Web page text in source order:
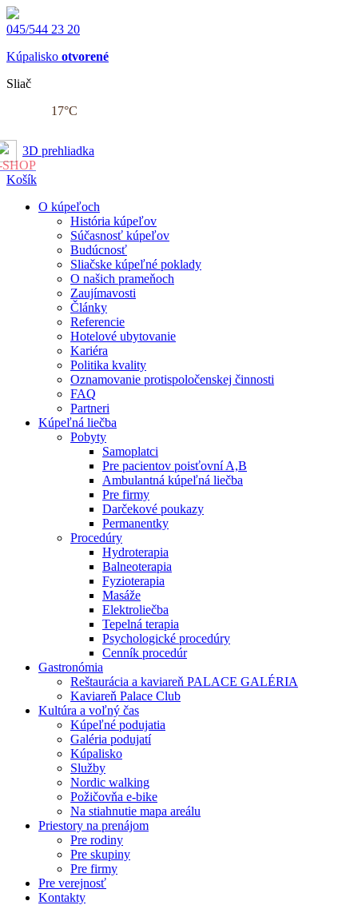
045/544 23 20
Kúpalisko otvorené
Sliač
17°C
3D prehliadka
SHOP
Košík
O kúpeľoch
História kúpeľov
Súčasnosť kúpeľov
Budúcnosť
Sliačske kúpeľné poklady
O našich prameňoch
Zaujímavosti
Články
Referencie
Hotelové ubytovanie
Kariéra
Politika kvality
Oznamovanie protispoločenskej činnosti
FAQ
Partneri
Kúpeľná liečba
Pobyty
Samoplatci
Pre pacientov poisťovní A,B
Ambulantná kúpeľná liečba
Pre firmy
Darčekové poukazy
Permanentky
Procedúry
Hydroterapia
Balneoterapia
Fyzioterapia
Masáže
Elektroliečba
Tepelná terapia
Psychologické procedúry
Cenník procedúr
Gastronómia
Reštaurácia a kaviareň PALACE GALÉRIA
Kaviareň Palace Club
Kultúra a voľný čas
Kúpeľné podujatia
Galéria podujatí
Kúpalisko
Služby
Nordic walking
Požičovňa e-bike
Na stiahnutie mapa areálu
Priestory na prenájom
Pre rodiny
Pre skupiny
Pre firmy
Pre verejnosť
Kontakty